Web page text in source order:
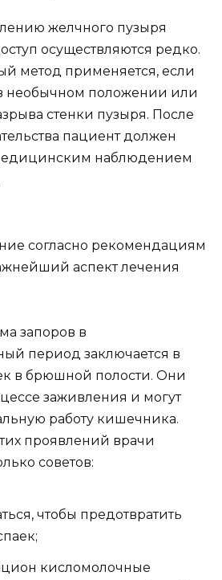
желчного пузыря
осуществляются редко.
метод применяется, если
необычном положении или
стенки пузыря. После
пациент должен
наблюдением
согласно рекомендациям
аспект лечения
запоров в
период заключается в
в брюшной полости. Они
заживления и могут
работу кишечника.
проявлений врачи
советов:
чтобы предотвратить
кисломолочные